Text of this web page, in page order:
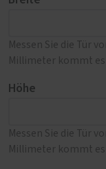
Messen Sie die Tür
Millimeter kommt
Höhe
Messen Sie die Tür
Millimeter kommt